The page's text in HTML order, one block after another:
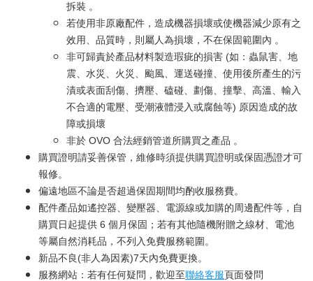
拆裝 。
若使用非原廠配件，造成機器損壞或使機器減少原有之
效用、品質時，則屬人為損壞，不在保固範圍內 。
非可歸責於產品材料製造瑕疵的損害 (如：蟲鼠害、地
震、水災、火災、颱風、運送碰撞、使用後所產生的污
漬或表面刮傷、擠壓、磕碰、劃傷、撞擊、高溫、輸入
不合適的電壓、受潮液體浸入或腐蝕等) 原因造成的故
障或損壞
非於 OVO 合法經銷管道所購買之產品 。
購買證明請妥善保管，維修時須提供購買證明或保固憑證才可
報修。
偏遠地區不論是否超過保固期間均酌收服務費。
配件產品如遙控器、變壓器、電源線或加購的周邊配件等，自
購買日起提供 6 個月保固；若有其他隨機附贈之線材、電池
等屬自然消耗品，不列入免費服務範圍。
新品不良(非人為因素)7天內免費更換。
服務網站：若有任何疑問，歡迎至聯絡客服頁面發問